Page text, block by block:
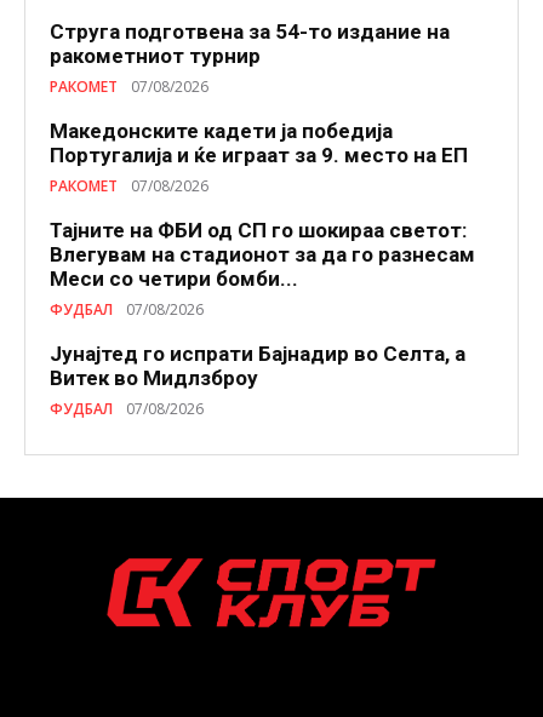
Струга подготвена за 54-то издание на
ракометниот турнир
РАКОМЕТ 07/08/2026
Македонските кадети ја победија
Португалија и ќе играат за 9. место на ЕП
РАКОМЕТ 07/08/2026
Тајните на ФБИ од СП го шокираа светот:
Влегувам на стадионот за да го разнесам
Меси со четири бомби...
ФУДБАЛ 07/08/2026
Јунајтед го испрати Бајнадир во Селта, а
Витек во Мидлзброу
ФУДБАЛ 07/08/2026